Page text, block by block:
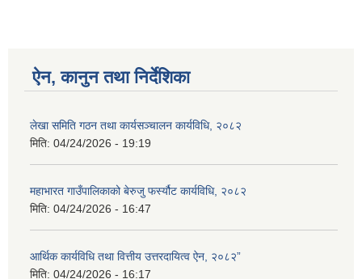
ऐन, कानुन तथा निर्देशिका
लेखा समिति गठन तथा कार्यसञ्चालन कार्यविधि, २०८२
मिति: 04/24/2026 - 19:19
महाभारत गाउँपालिकाको बेरुजु फर्स्यौट कार्यविधि, २०८२
मिति: 04/24/2026 - 16:47
आर्थिक कार्यविधि तथा वित्तीय उत्तरदायित्व ऐन, २०८२”
मिति: 04/24/2026 - 16:17